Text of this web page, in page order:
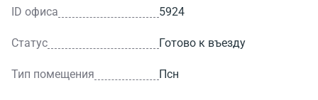
ID офиса 5924
Статус Готово к въезду
Тип помещения Псн